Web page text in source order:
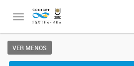
Toggle
VER MENOS